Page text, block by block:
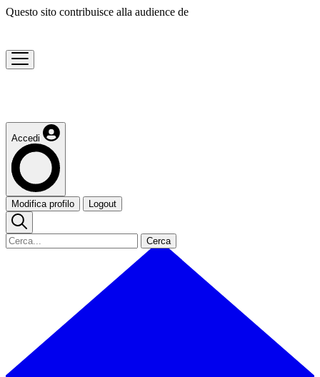
Questo sito contribuisce alla audience de
Accedi
Modifica profilo Logout
Cerca